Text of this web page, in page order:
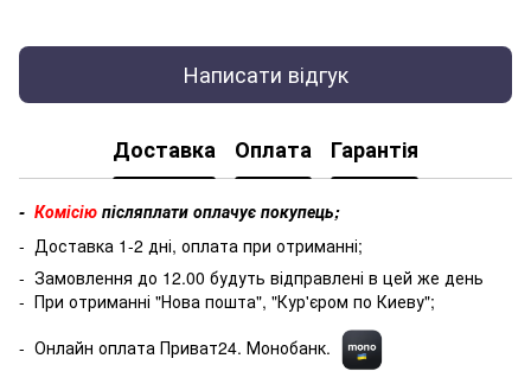
Написати відгук
Доставка Оплата Гарантія
- Комісію післяплати оплачує покупець;
- Доставка 1-2 дні, оплата при отриманні;
- Замовлення до 12.00 будуть відправлені в цей же день
- При отриманні "Нова пошта", "Кур'єром по Киеву";
- Онлайн оплата Приват24. Монобанк.